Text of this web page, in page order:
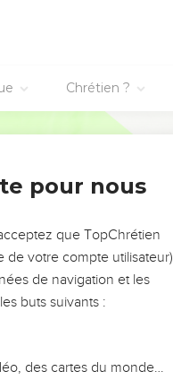
Chrétien ?
pour nous
que TopChrétien
de votre compte utilisateur)
de navigation et les
buts suivants :
des cartes du monde…